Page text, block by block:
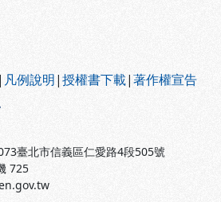
| 凡例說明|授權書下載|著作權宣告
臺北市信義區仁愛路4段505號
725